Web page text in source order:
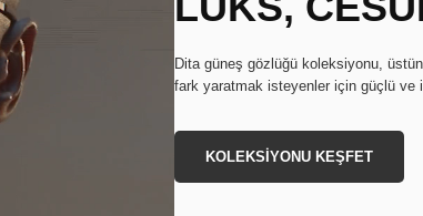
Dita güneş gözlüğü koleksiyonu,
fark yaratmak isteyenler için güçlü ve
KOLEKSİYONU KEŞFET